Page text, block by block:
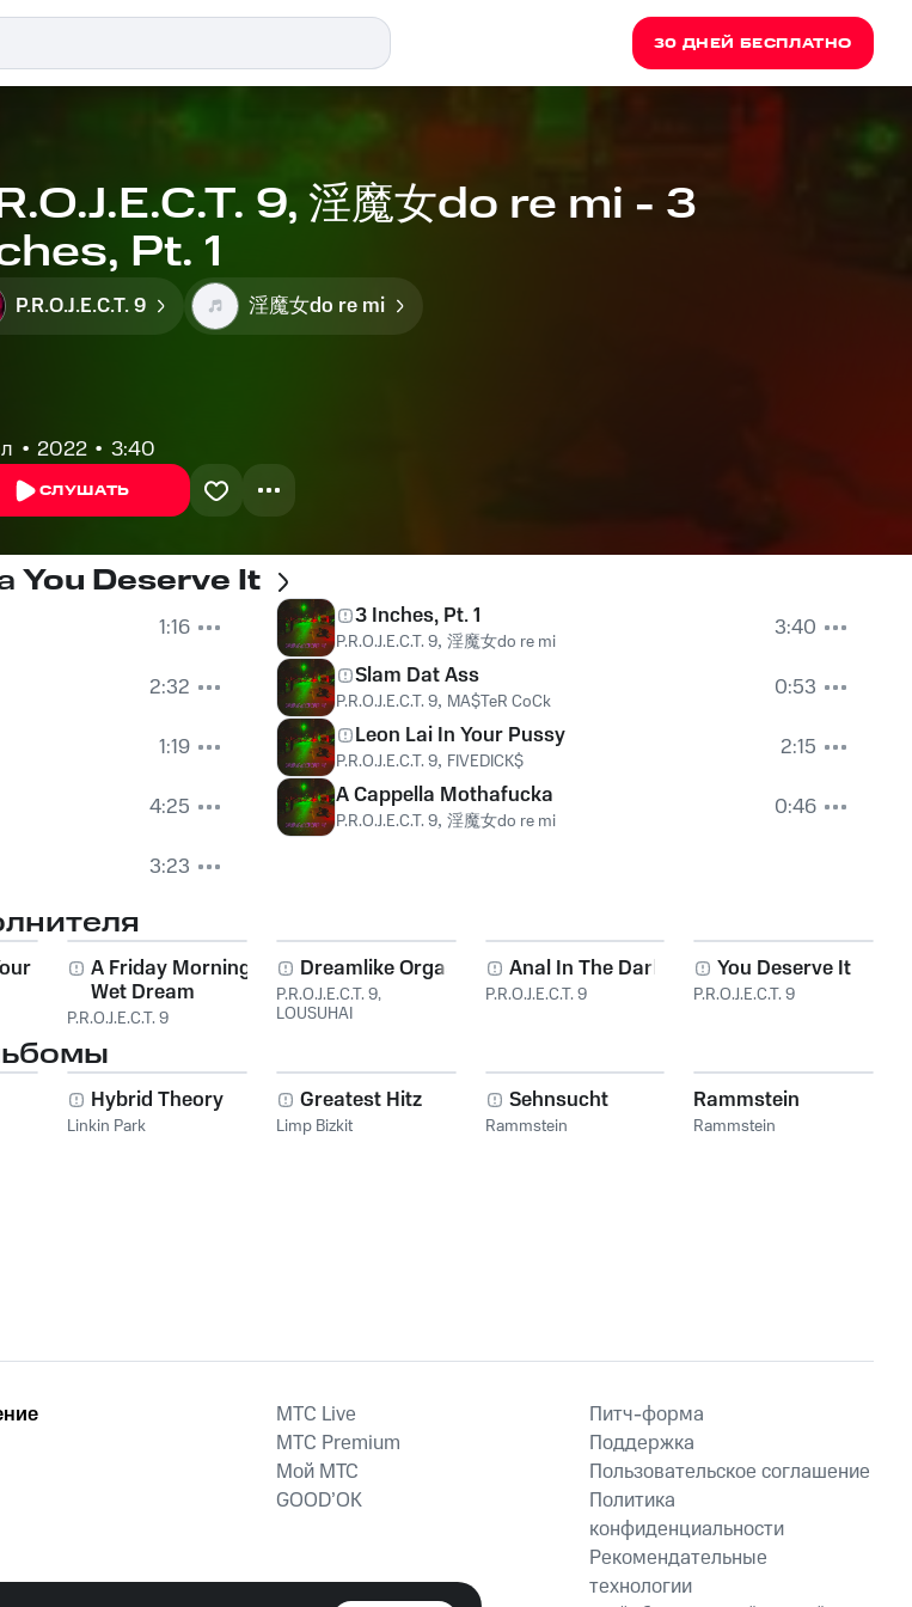
30 ДНЕЙ БЕСПЛАТНО
9, 淫魔女do re mi - 3
Pt. 1
P.R.O.J.E.C.T. 9 淫魔女do re mi
2022 3:40
СЛУШАТЬ
You Deserve It
1:16
2:32
1:19
4:25
3:23
3 Inches, Pt. 1
P.R.O.J.E.C.T. 9, 淫魔女do re mi
3:40
Slam Dat Ass
P.R.O.J.E.C.T. 9, MA$TeR CoCk
0:53
Leon Lai In Your Pussy
P.R.O.J.E.C.T. 9, FIVEDICK$
2:15
A Cappella Mothafucka
P.R.O.J.E.C.T. 9, 淫魔女do re mi 0:46
A Friday Morning
Wet Dream
P.R.O.J.E.C.T. 9
Dreamlike Orgasm
P.R.O.J.E.C.T. 9,
LOUSUHAI
Anal In The Dark
P.R.O.J.E.C.T. 9
You Deserve It
P.R.O.J.E.C.T. 9
Hybrid Theory
Linkin Park
Greatest Hitz
Limp Bizkit
Sehnsucht
Rammstein
Rammstein
Rammstein
MTС Live
MTС Premium
Мой МТС
GOOD’OK
Питч-форма
Поддержка
Пользовательское соглашение
Политика
конфиденциальности
Рекомендательные
технологии